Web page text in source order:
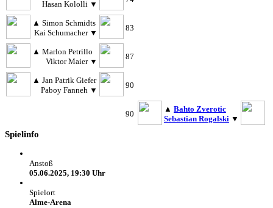
Hasan Kololli ▼
▲ Simon Schmidts
Kai Schumacher ▼
83
▲ Marlon Petrillo
Viktor Maier ▼
87
▲ Jan Patrik Giefer
Paboy Fanneh ▼
90
90
▲ Bahto Zverotic
Sebastian Rogalski ▼
Spielinfo
Anstoß
05.06.2025, 19:30 Uhr
Spielort
Alme-Arena